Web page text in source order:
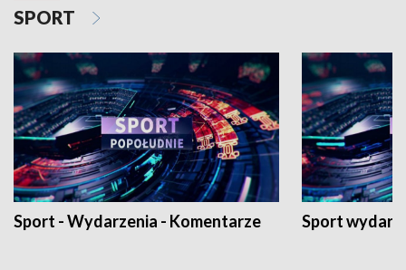
SPORT
Sport - Wydarzenia - Komentarze Sport